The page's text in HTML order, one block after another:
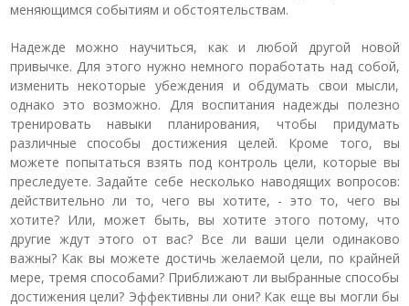
меняющимся событиям и обстоятельствам.
Надежде можно научиться, как и любой другой новой
привычке. Для этого нужно немного поработать над собой,
изменить некоторые убеждения и обдумать свои мысли,
однако это возможно. Для воспитания надежды полезно
тренировать навыки планирования, чтобы придумать
различные способы достижения целей. Кроме того, вы
можете попытаться взять под контроль цели, которые вы
преследуете. Задайте себе несколько наводящих вопросов:
действительно ли то, чего вы хотите, - это то, чего вы
хотите? Или, может быть, вы хотите этого потому, что
другие ждут этого от вас? Все ли ваши цели одинаково
важны? Как вы можете достичь желаемой цели, по крайней
мере, тремя способами? Приближают ли выбранные способы
достижения цели? Эффективны ли они? Как еще вы могли бы